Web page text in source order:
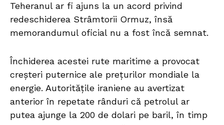
Teheranul ar fi ajuns la un acord privind
redeschiderea Strâmtorii Ormuz, însă
memorandumul oficial nu a fost încă semnat.
Închiderea acestei rute maritime a provocat
creșteri puternice ale prețurilor mondiale la
energie. Autoritățile iraniene au avertizat
anterior în repetate rânduri că petrolul ar
putea ajunge la 200 de dolari pe baril, în timp